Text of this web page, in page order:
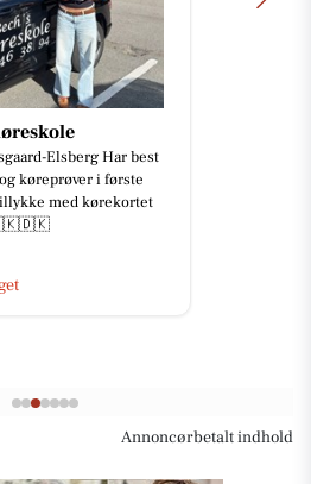
Elsberg Har best
køreprøver i første
med kørekortet
Annoncørbetalt indhold